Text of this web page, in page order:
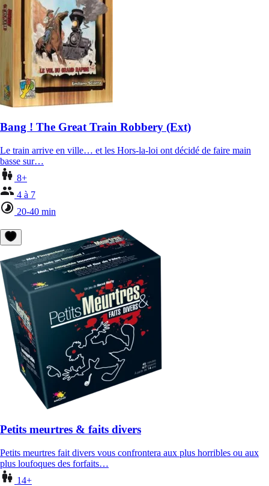
Bang ! The Great Train Robbery (Ext)
Le train arrive en ville… et les Hors-la-loi ont décidé de faire main
basse sur…
8+
4 à 7
20-40 min
Petits meurtres & faits divers
Petits meurtres fait divers vous confrontera aux plus horribles ou aux
plus loufoques des forfaits…
14+